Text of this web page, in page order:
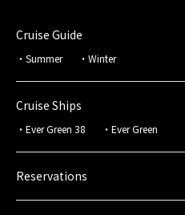
Cruise Guide
Summer Winter
Cruise Ships
Ever Green 38 Ever Green
Reservations